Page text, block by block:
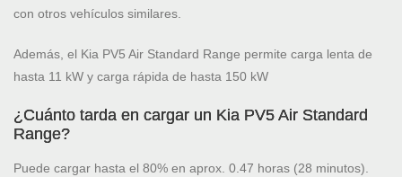
con otros vehículos similares.
Además, el Kia PV5 Air Standard Range permite carga lenta de
hasta 11 kW y carga rápida de hasta 150 kW
¿Cuánto tarda en cargar un Kia PV5 Air Standard
Range?
Puede cargar hasta el 80% en aprox. 0.47 horas (28 minutos).